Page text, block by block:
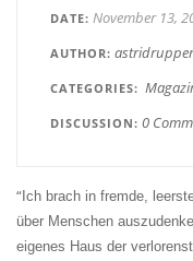
DATE November 13,
AUTHOR
CATEGORIES
DISCUSSION 0
“ Ich brach in fremde,
über Menschen
eigenes Haus der